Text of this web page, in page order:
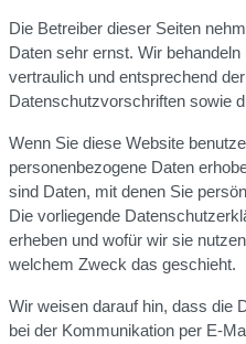
Die Betreiber dieser Seiten
Daten sehr ernst. Wir
vertraulich und entsprechend
Datenschutzvorschriften sowie
Wenn Sie diese Website
personenbezogene Daten
sind Daten, mit denen Sie
Die vorliegende
erheben und wofür wir sie
welchem Zweck das geschieht.
Wir weisen darauf hin, dass die
bei der Kommunikation per E-